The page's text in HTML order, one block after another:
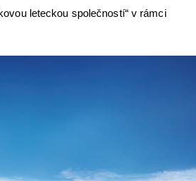
leteckou společností“ v rámci